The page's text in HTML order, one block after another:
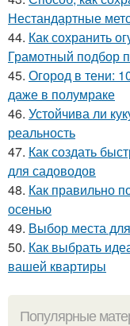
Нестандартные
44. Как сохранить
Грамотный подбор
45. Огород в тени:
даже в полумраке
46. Устойчива ли
реальность
47. Как создать
для садоводов
48. Как правильно
осенью
49. Выбор места
50. Как выбрать
вашей квартиры
Популярные